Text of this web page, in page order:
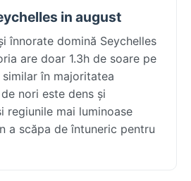
in august
înnorate domină Seychelles
are doar 1.3h de soare pe
în majoritatea
nori este dens și
regiunile mai luminoase
a scăpa de întuneric pentru